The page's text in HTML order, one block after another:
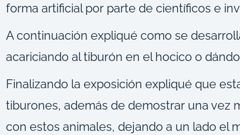
forma artificial por parte de científicos e
A continuación expliqué como se
acariciando al tiburón en el hocico o
Finalizando la exposición expliqué que
tiburones, además de demostrar una vez
con estos animales, dejando a un lado el